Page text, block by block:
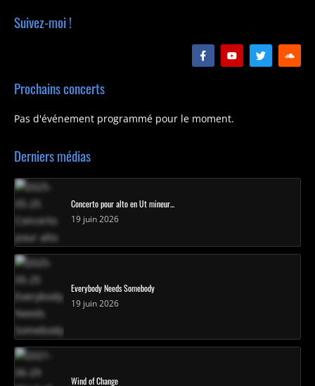
Suivez-moi !
Prochains concerts
Pas d'événement programmé pour le moment.
Derniers médias
Concerto pour alto en Ut mineur...
19 juin 2026
Everybody Needs Somebody
19 juin 2026
Wind of Change